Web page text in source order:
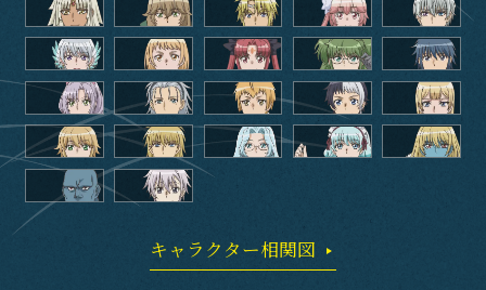
Blu-ray
Books
Official SNS
キャラクター相関図